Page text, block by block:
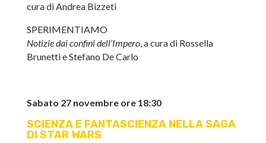
cura di Andrea Bizzeti
SPERIMENTIAMO
Notizie dai confini dell’Impero, a cura di Rossella
Brunetti e Stefano De Carlo
Sabato 27 novembre ore 18:30
SCIENZA E FANTASCIENZA NELLA SAGA
DI STAR WARS